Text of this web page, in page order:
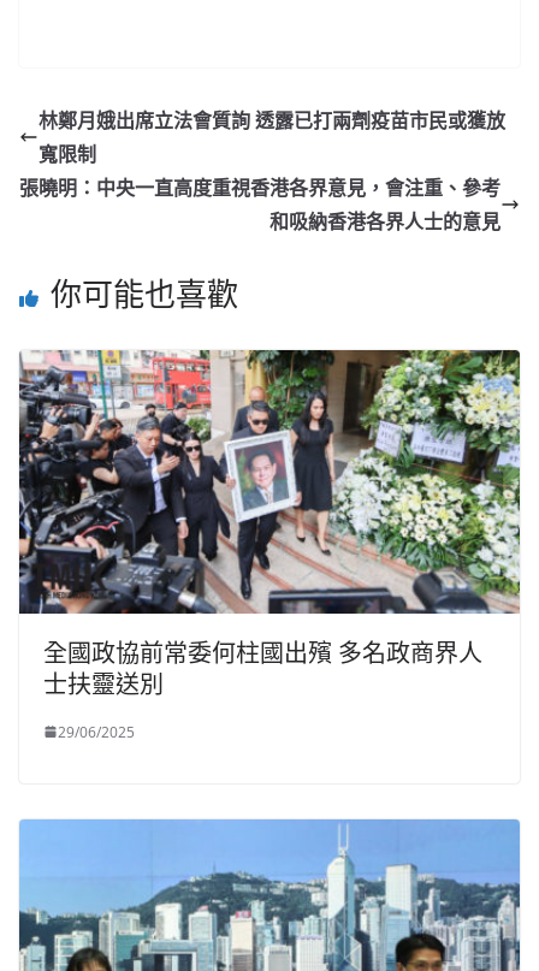
林鄭月娥出席立法會質詢 透露已打兩劑疫苗市民或獲放
寬限制
張曉明：中央一直高度重視香港各界意見，會注重、參考
和吸納香港各界人士的意見
你可能也喜歡
全國政協前常委何柱國出殯 多名政商界人
士扶靈送別
29/06/2025